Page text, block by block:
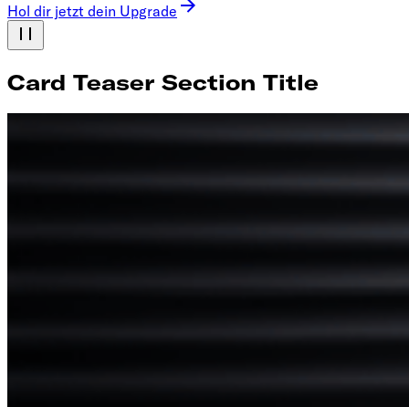
Hol dir jetzt dein Upgrade
Card Teaser Section Title